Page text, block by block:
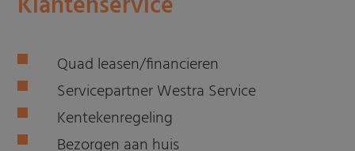
Quad leasen/financieren
Servicepartner Westra Service
Kentekenregeling
Bezorgen aan huis